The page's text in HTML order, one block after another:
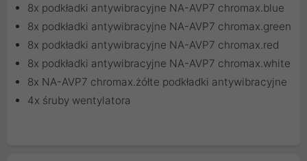
8x podkładki antywibracyjne NA-AVP7 chromax.blue
8x podkładki antywibracyjne NA-AVP7 chromax.green
8x podkładki antywibracyjne NA-AVP7 chromax.red
8x podkładki antywibracyjne NA-AVP7 chromax.white
8x NA-AVP7 chromax.żółte podkładki antywibracyjne
4x śruby wentylatora